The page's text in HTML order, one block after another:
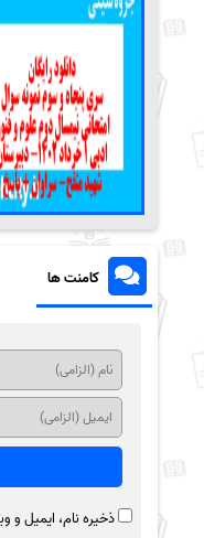
کامنت ها
ذخیره نام، ایمیل و